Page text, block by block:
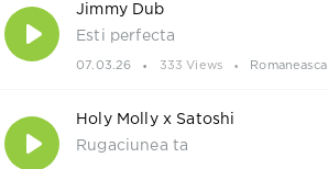
Jimmy Dub
Esti perfecta
07.03.26 333 Views Romaneasca
Holy Molly x Satoshi
Rugaciunea ta